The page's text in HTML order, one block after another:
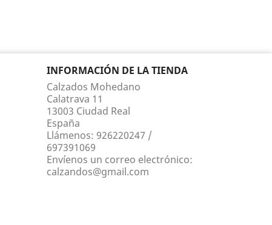
INFORMACIÓN DE LA TIENDA
Calzados Mohedano
Calatrava 11
13003 Ciudad Real
España
Llámenos: 926220247 /
697391069
Envíenos un correo electrónico:
calzandos@gmail.com